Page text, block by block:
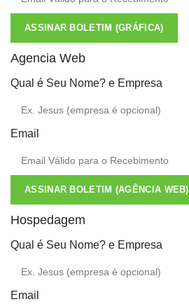
ASSINAR BOLETIM (GRÁFICA)
Agencia Web
Qual é Seu Nome? e Empresa
Email
ASSINAR BOLETIM (AGÊNCIA WEB)
Hospedagem
Qual é Seu Nome? e Empresa
Email